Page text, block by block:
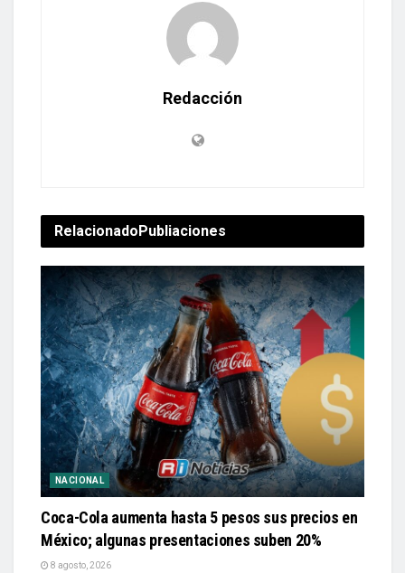
Redacción
RelacionadoPubliaciones
NACIONAL
Coca-Cola aumenta hasta 5 pesos sus precios en
México; algunas presentaciones suben 20%
8 agosto, 2026